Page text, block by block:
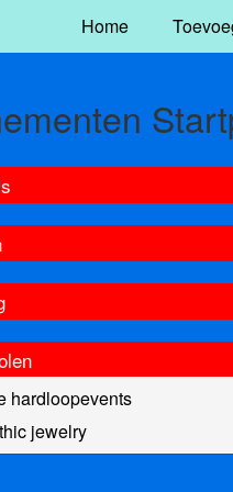
Home
hardloopevents
jewelry